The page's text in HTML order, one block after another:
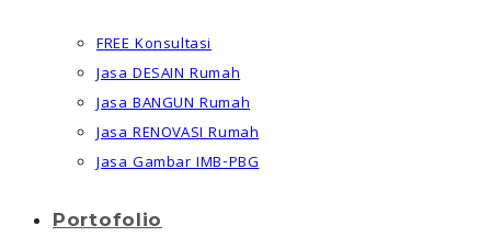
FREE Konsultasi
Jasa DESAIN Rumah
Jasa BANGUN Rumah
Jasa RENOVASI Rumah
Jasa Gambar IMB-PBG
Portofolio